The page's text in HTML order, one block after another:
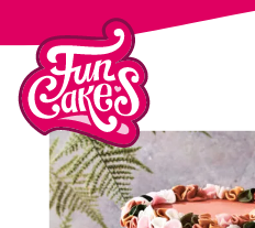
Was suchen Sie?